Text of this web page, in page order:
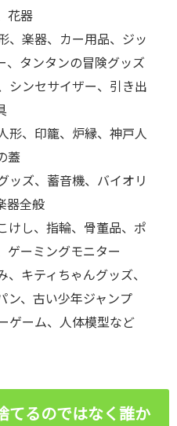
花器
、楽器、カー用品、ジッ
、タンタンの冒険グッズ
シンセサイザー、引き出
形、印籠、炉縁、神戸人
蓋
ッズ、蓄音機、バイオリ
器全般
けし、指輪、骨董品、ポ
ゲーミングモニター
キティちゃんグッズ、
ン、古い少年ジャンプ
ゲーム、人体模型など
てるのではなく誰か